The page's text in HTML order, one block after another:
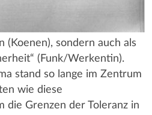
(Koenen), sondern auch als
(Funk/Werkentin).
stand so lange im Zentrum
wie diese
die Grenzen der Toleranz in